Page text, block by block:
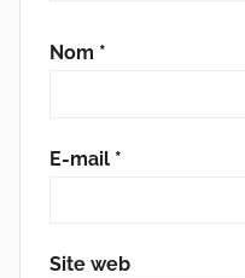
Nom *
E-mail *
Site web